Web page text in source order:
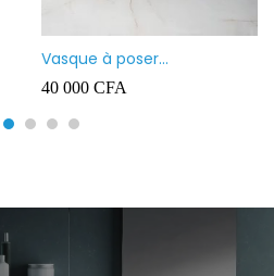
Vasque à poser
rectangulaire noir mate
40 000 CFA